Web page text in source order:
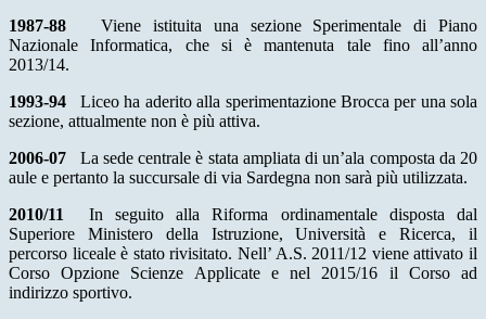
1987-88 Viene istituita una sezione Sperimentale di Piano
Nazionale Informatica, che si è mantenuta tale fino all’anno
2013/14.
1993-94 Liceo ha aderito alla sperimentazione Brocca per una sola
sezione, attualmente non è più attiva.
2006-07 La sede centrale è stata ampliata di un’ala composta da 20
aule e pertanto la succursale di via Sardegna non sarà più utilizzata.
2010/11
In seguito alla Riforma ordinamentale disposta dal
Superiore Ministero della Istruzione, Università e Ricerca, il
percorso liceale è stato rivisitato. Nell’ A.S. 2011/12 viene attivato il
Corso Opzione Scienze Applicate e nel 2015/16 il Corso ad
indirizzo sportivo.